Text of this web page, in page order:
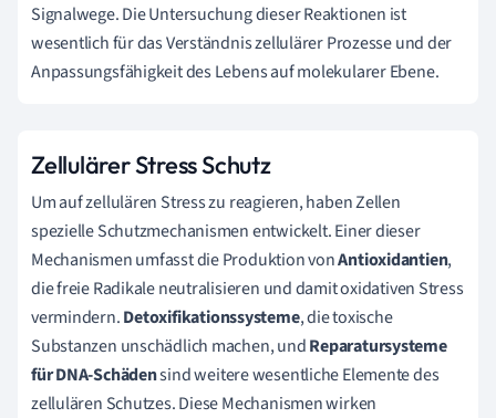
Signalwege. Die Untersuchung dieser Reaktionen ist
wesentlich für das Verständnis zellulärer Prozesse und der
Anpassungsfähigkeit des Lebens auf molekularer Ebene.
Zellulärer Stress Schutz
Um auf zellulären Stress zu reagieren, haben Zellen
spezielle Schutzmechanismen entwickelt. Einer dieser
Mechanismen umfasst die Produktion vonAntioxidantien,
die freie Radikale neutralisieren und damit oxidativen Stress
vermindern.Detoxifikationssysteme, die toxische
Substanzen unschädlich machen, undReparatursysteme
für DNA-Schädensind weitere wesentliche Elemente des
zellulären Schutzes. Diese Mechanismen wirken